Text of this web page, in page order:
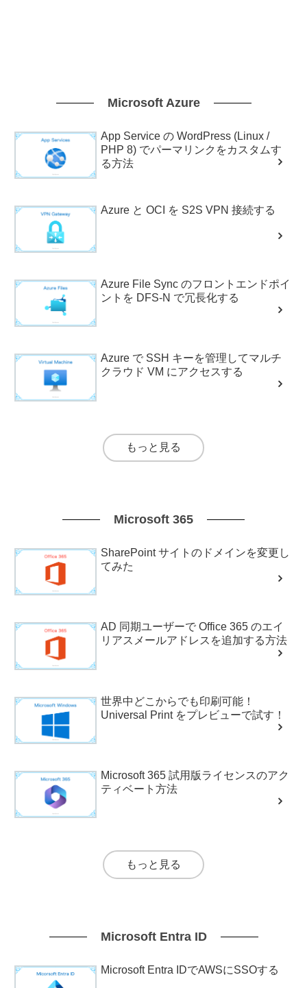
Microsoft Azure
App Service の WordPress (Linux /
PHP 8) でパーマリンクをカスタムす
る方法
Azure と OCI を S2S VPN 接続する
Azure File Sync のフロントエンドポイ
ントを DFS-N で冗長化する
Azure で SSH キーを管理してマルチ
クラウド VM にアクセスする
もっと見る
Microsoft 365
SharePoint サイトのドメインを変更し
てみた
AD 同期ユーザーで Office 365 のエイ
リアスメールアドレスを追加する方法
世界中どこからでも印刷可能！
Universal Print をプレビューで試す！
Microsoft 365 試用版ライセンスのアク
ティベート方法
もっと見る
Microsoft Entra ID
Microsoft Entra IDでAWSにSSOする